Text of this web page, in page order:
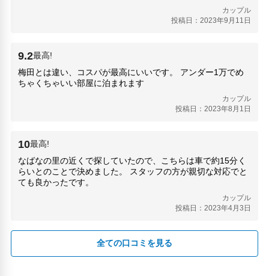
カップル
投稿日：2023年9月11日
9.2最高!
梅田とは違い、コスパが最高にいいです。 アンダー1万でめ
ちゃくちゃいい部屋に泊まれます
カップル
投稿日：2023年8月1日
10最高!
なばなの里の近くで探していたので、こちらは車で約15分く
らいとのことで決めました。 スタッフの方が親切な対応でと
ても良かったです。
カップル
投稿日：2023年4月3日
全ての口コミを見る